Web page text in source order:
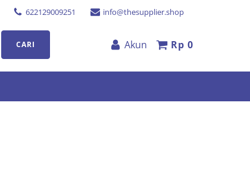
622129009251 info@thesupplier.shop
CARI Akun Rp 0